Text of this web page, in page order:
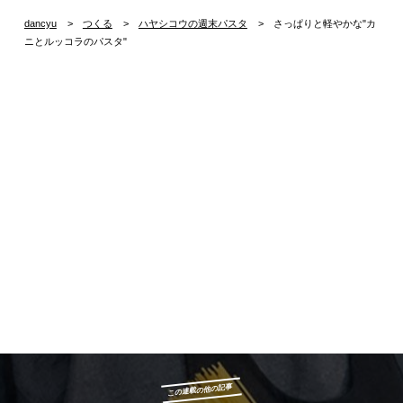
dancyu つくる ハヤシコウの週末パスタ
さっぱりと軽やかな"カ
ニとルッコラのパスタ"
この連載の他の記事